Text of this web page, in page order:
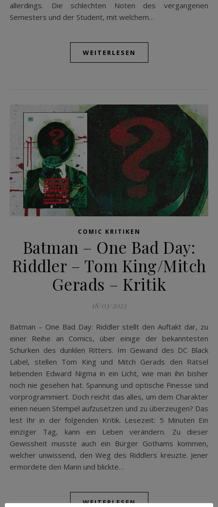
allerdings. Die schlechten Noten des vergangenen
Semesters und der Student, mit welchem…
WEITERLESEN
COMIC KRITIKEN
Batman – One Bad Day:
Riddler – Tom King/Mitch
Gerads – Kritik
18/03/2023
Batman – One Bad Day: Riddler stellt den Auftakt dar, zu
einer Reihe an Comics, über einige der bekanntesten
Schurken des dunklen Ritters. Im Gewand des DC Black
Label, stellen Tom King und Mitch Gerads den Rätsel
liebenden Edward Nigma in ein Licht, wie man ihn bisher
noch nie gesehen hat. Spannung und optische Finesse sind
vorprogrammiert. Doch reicht das alles, um dem Charakter
einen neuen Stempel aufzusetzen und zu überzeugen? Das
lest Ihr in der folgenden Kritik. Lesezeit: 5 Minuten Ein
einziger Tag, kann ein Leben verändern. Zu dieser
Gewissheit musste auch ein Bürger Gothams kommen,
welcher unwissend, den Weg des Riddlers kreuzte. Jener
ermordete den Mann und blickte…
WEITERLESEN